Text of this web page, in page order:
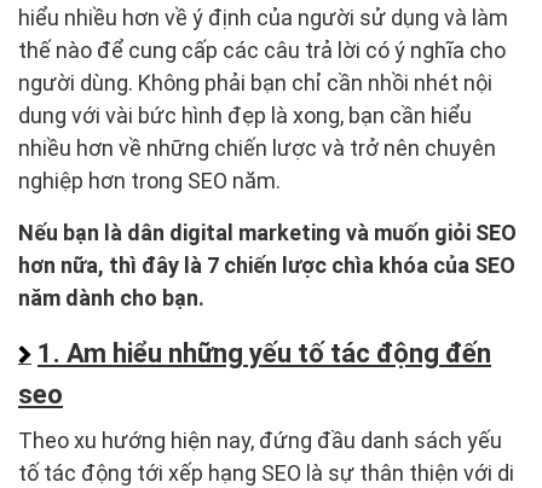
hiểu nhiều hơn về ý định của người sử dụng và làm
thế nào để cung cấp các câu trả lời có ý nghĩa cho
người dùng. Không phải bạn chỉ cần nhồi nhét nội
dung với vài bức hình đẹp là xong, bạn cần hiểu
nhiều hơn về những chiến lược và trở nên chuyên
nghiệp hơn trong SEO năm.
Nếu bạn là dân digital marketing và muốn giỏi SEO
hơn nữa, thì đây là 7 chiến lược chìa khóa của SEO
năm dành cho bạn.
1. Am hiểu những yếu tố tác động đến
seo
Theo xu hướng hiện nay, đứng đầu danh sách yếu
tố tác động tới xếp hạng SEO là sự thân thiện với di